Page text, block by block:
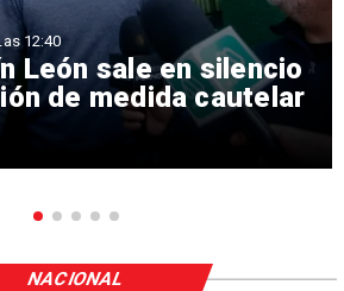
León sale en silencio
de medida cautelar
12:40
NACIONAL